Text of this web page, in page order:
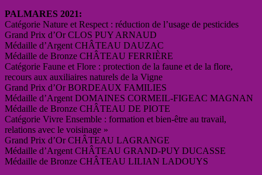
PALMARES 2021:
Catégorie Nature et Respect : réduction de l’usage de pesticides
Grand Prix d’Or CLOS PUY ARNAUD
Médaille d’Argent CHÂTEAU DAUZAC
Médaille de Bronze CHÂTEAU FERRIÈRE
Catégorie Faune et Flore : protection de la faune et de la flore,
recours aux auxiliaires naturels de la Vigne
Grand Prix d’Or BORDEAUX FAMILIES
Médaille d’Argent DOMAINES CORMEIL-FIGEAC MAGNAN
Médaille de Bronze CHÂTEAU DE PIOTE
Catégorie Vivre Ensemble : formation et bien-être au travail,
relations avec le voisinage »
Grand Prix d’Or CHÂTEAU LAGRANGE
Médaille d’Argent CHÂTEAU GRAND-PUY DUCASSE
Médaille de Bronze CHÂTEAU LILIAN LADOUYS